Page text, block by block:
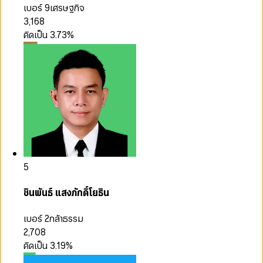
เบอร์ 9เศรษฐกิจ
3,168
คิดเป็น 3.73%
5
ชินพันธ์ แสงภักดิ์โยธิน
เบอร์ 2กล้าธรรม
2,708
คิดเป็น 3.19%